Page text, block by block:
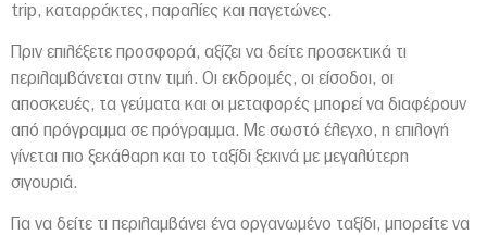
trip, καταρράκτες, παραλίες και παγετώνες.
Πριν επιλέξετε προσφορά, αξίζει να δείτε προσεκτικά τι
περιλαμβάνεται στην τιμή. Οι εκδρομές, οι είσοδοι, οι
αποσκευές, τα γεύματα και οι μεταφορές μπορεί να διαφέρουν
από πρόγραμμα σε πρόγραμμα. Με σωστό έλεγχο, η επιλογή
γίνεται πιο ξεκάθαρη και το ταξίδι ξεκινά με μεγαλύτερη
σιγουριά.
Για να δείτε τι περιλαμβάνει ένα οργανωμένο ταξίδι, μπορείτε να